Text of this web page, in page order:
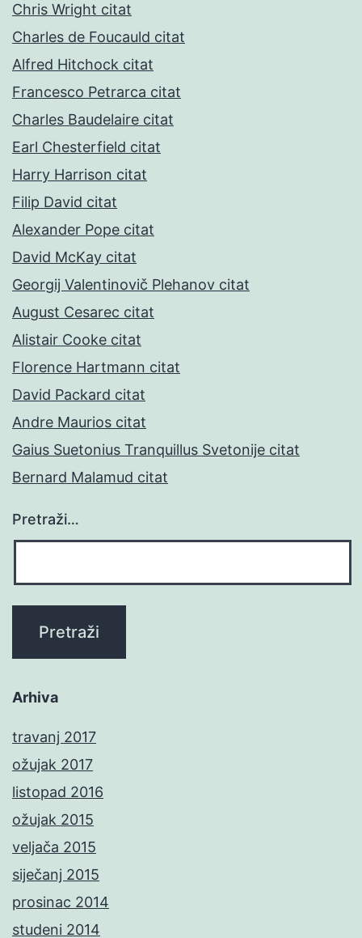
Chris Wright citat
Charles de Foucauld citat
Alfred Hitchock citat
Francesco Petrarca citat
Charles Baudelaire citat
Earl Chesterfield citat
Harry Harrison citat
Filip David citat
Alexander Pope citat
David McKay citat
Georgij Valentinovič Plehanov citat
August Cesarec citat
Alistair Cooke citat
Florence Hartmann citat
David Packard citat
Andre Maurios citat
Gaius Suetonius Tranquillus Svetonije citat
Bernard Malamud citat
Pretraži…
Arhiva
travanj 2017
ožujak 2017
listopad 2016
ožujak 2015
veljača 2015
siječanj 2015
prosinac 2014
studeni 2014